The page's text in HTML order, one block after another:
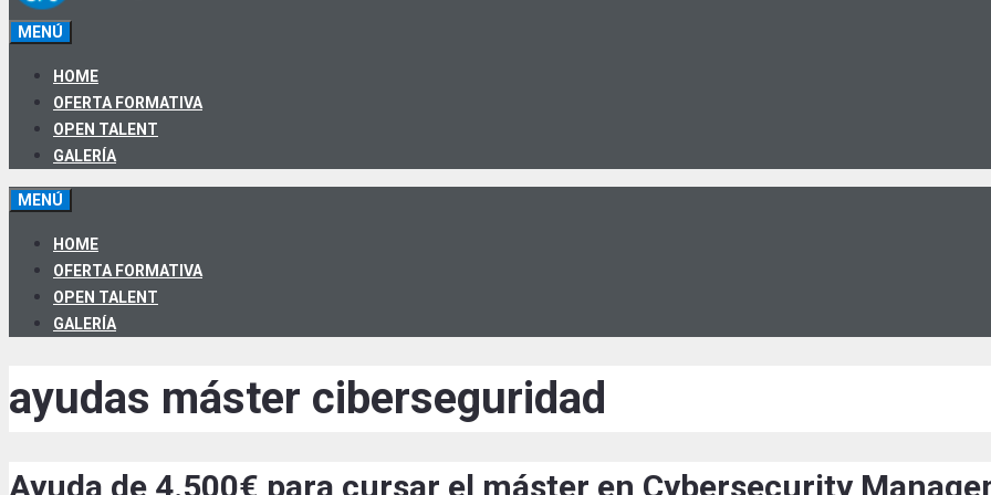
MENÚ
HOME
OFERTA FORMATIVA
OPEN TALENT
GALERÍA
MENÚ
HOME
OFERTA FORMATIVA
OPEN TALENT
GALERÍA
ayudas máster ciberseguridad
Ayuda de 4.500€ para cursar el máster en Cybersecurity